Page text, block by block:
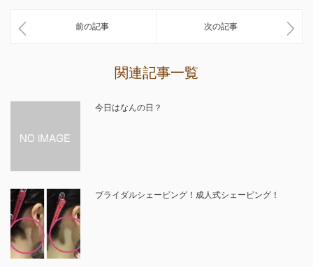
前の記事 次の記事
関連記事一覧
今日はなんの日？
ブライダルシェービング！成人式シェービング！